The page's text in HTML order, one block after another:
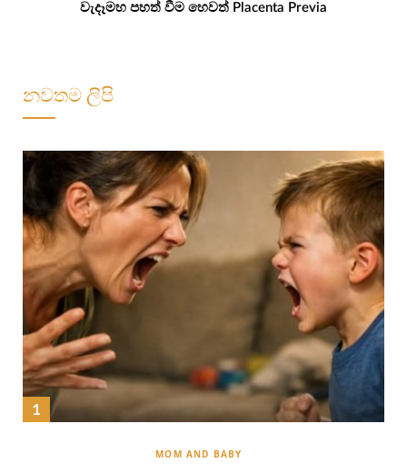
වැදෑමහ පහත් වීම හෙවත් Placenta Previa
නවතම ලිපි
MOM AND BABY